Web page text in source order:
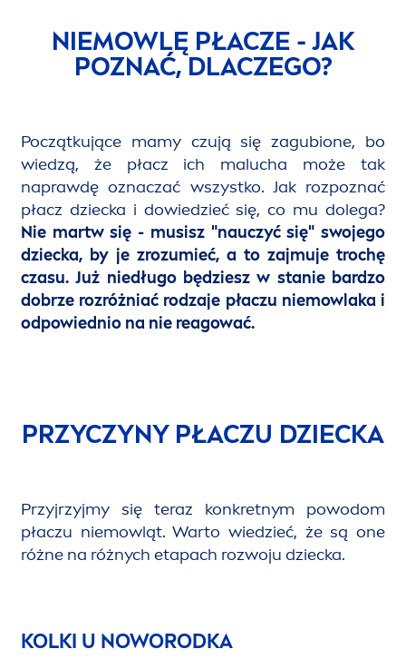
NIEMOWLĘ PŁACZE - JAK
POZNAĆ, DLACZEGO?
Początkujące mamy czują się zagubione, bo
wiedzą, że płacz ich malucha może tak
naprawdę oznaczać wszystko. Jak rozpoznać
płacz dziecka i dowiedzieć się, co mu dolega?
Nie martw się - musisz "nauczyć się" swojego
dziecka, by je zrozumieć, a to zajmuje trochę
czasu. Już niedługo będziesz w stanie bardzo
dobrze rozróżniać rodzaje płaczu niemowlaka i
odpowiednio na nie reagować.
PRZYCZYNY PŁACZU DZIECKA
Przyjrzyjmy się teraz konkretnym powodom
płaczu niemowląt. Warto wiedzieć, że są one
różne na różnych etapach rozwoju dziecka.
KOLKI U NOWORODKA